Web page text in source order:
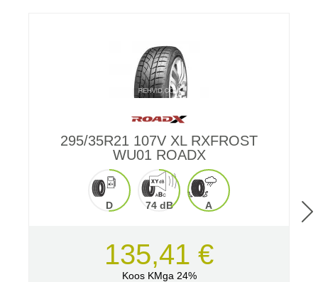
295/35R21 107V XL RXFROST
WU01 ROADX
D 74 dB A
135,41 €
Koos KMga 24%